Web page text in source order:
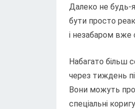
Далеко не будь-
бути просто
і незабаром вже
Набагато більш
через тиждень
Вони можуть
спеціальні